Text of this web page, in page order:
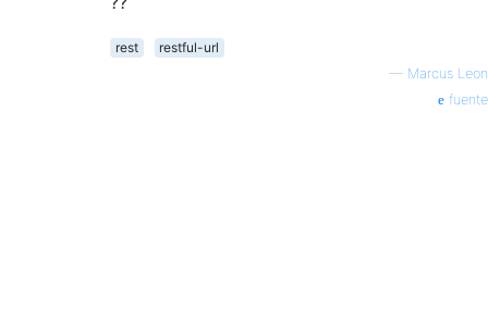
rest
restful-url
— Marcus Leon
fuente